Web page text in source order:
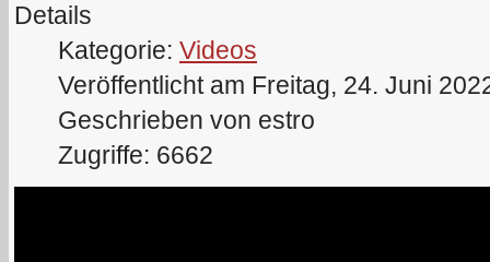
Details
Kategorie: Videos
Veröffentlicht am Freitag, 24. Juni
Geschrieben von estro
Zugriffe: 6662